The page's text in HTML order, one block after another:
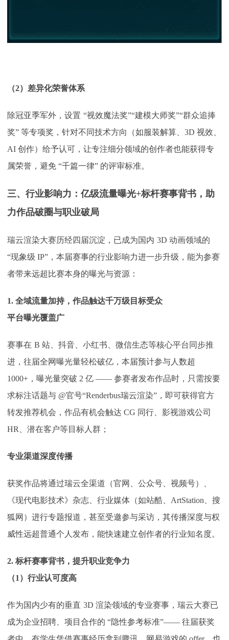
（2）差异化荣誉体系
除冠亚季军外，设置 “视效魔法奖”“建模大师奖”“群众追捧
奖” 等专项奖，针对不同技术方向（如服装解算、3D 视效、
AI 创作）给予认可，让专注细分领域的创作者也能获得专
属荣誉，避免 “千篇一律” 的评审标准。
三、行业影响力：亿级流量曝光+标杆赛事背书，助
力作品破圈与职业破局
瑞云渲染大赛历经四届沉淀，已成为国内 3D 动画领域的
“现象级 IP”，本届赛事的行业影响力进一步升级，能为参赛
者带来远超比赛本身的曝光与资源：
1. 全域流量加持，作品触达千万级目标受众
平台曝光覆盖广
赛事在 B 站、抖音、小红书、微信生态等核心平台同步推
进，往届全网曝光量轻松破亿，本届预计参与人数超
1000+，曝光量突破 2 亿 —— 参赛者发布作品时，只需按要
求标注话题与 @官号“Renderbus瑞云渲染”，即可获得官方
转发推荐机会，作品有机会触达 CG 同行、影视游戏公司
HR、潜在客户等目标人群；
专业渠道深度传播
获奖作品将通过瑞云全渠道（官网、公众号、视频号）、
《现代电影技术》杂志、行业媒体（如站酷、 ArtStation、搜
狐网）进行专题报道，甚至受邀参与采访，其传播深度与权
威性远超普通个人发布，能快速建立创作者的行业知名度。
2. 标杆赛事背书，提升职业竞争力
（1）行业认可度高
作为国内少有的垂直 3D 渲染领域的专业赛事，瑞云大赛已
成为企业招聘、项目合作的 “隐性参考标准”—— 往届获奖